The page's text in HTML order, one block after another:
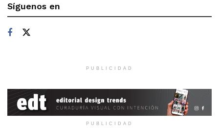
Síguenos en
PUBLICIDAD
PUBLICIDAD